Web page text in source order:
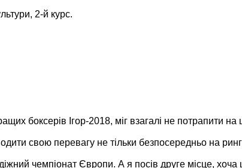
2-й курс.
боксерів Ігор-2018, міг взагалі не потрапити на
свою перевагу не тільки безпосередньо на
чемпіонат Європи. А я посів друге місце, хоча